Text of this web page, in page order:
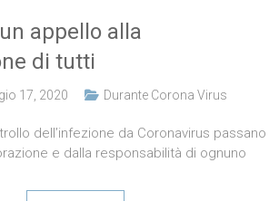
appello alla
di tutti
17, 2020 Durante Corona Virus
dell’infezione da Coronavirus passano
e dalla responsabilità di ognuno